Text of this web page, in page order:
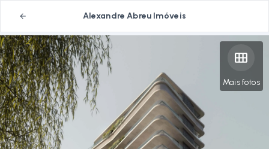
Alexandre Abreu Imóveis
Mais fotos